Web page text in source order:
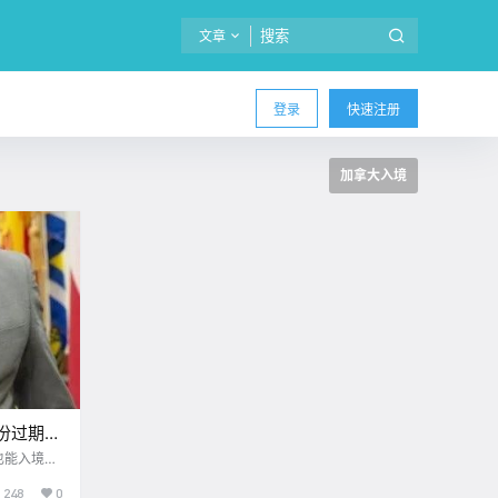
文章
登录 快速注册
加拿大入境
过期也
入境加
248 0